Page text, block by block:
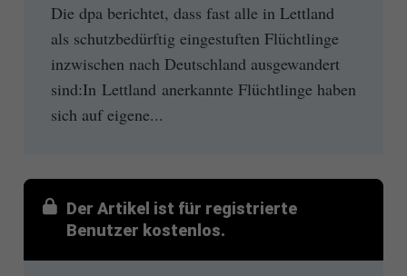
Die dpa berichtet, dass fast alle in Lettland
als schutzbedürftig eingestuften Flüchtlinge
inzwischen nach Deutschland ausgewandert
sind:In Lettland anerkannte Flüchtlinge haben
sich auf eigene...
Der Artikel ist für registrierte
Benutzer kostenlos.